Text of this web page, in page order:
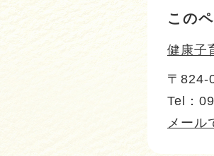
この
健康子
〒824-
Tel：
メール